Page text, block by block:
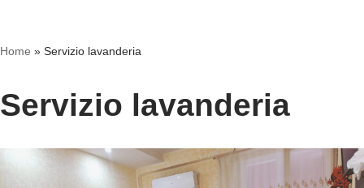
Home » Servizio lavanderia
Servizio lavanderia